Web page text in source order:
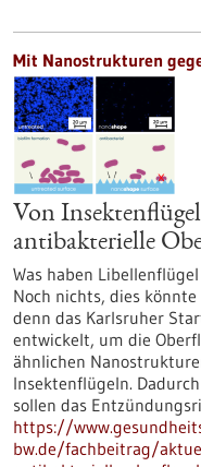
Mit Nanostrukturen
Von
antibakterielle
Was haben
Noch nichts, dies
denn das Karlsruher
entwickelt, um die
ähnlichen
Insektenflügeln.
sollen das
https://
bw.de/fachbeitrag/